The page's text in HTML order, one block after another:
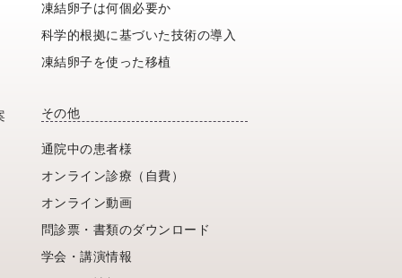
凍結卵子は何個必要か
科学的根拠に基づいた技術の導入
凍結卵子を使った移植
その他
通院中の患者様
オンライン診療（自費）
オンライン動画
問診票・書類のダウンロード
学会・講演情報